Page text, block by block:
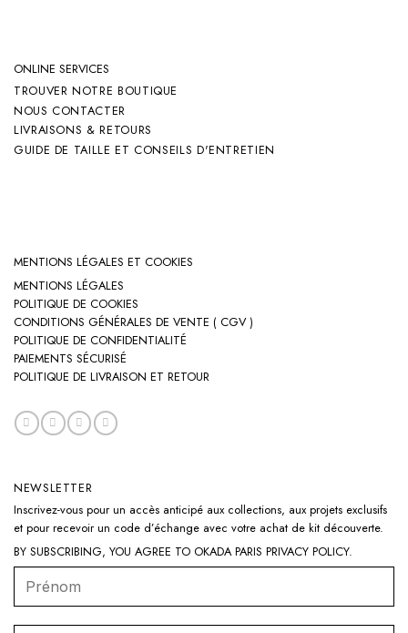
ONLINE SERVICES
TROUVER NOTRE BOUTIQUE
NOUS CONTACTER
LIVRAISONS & RETOURS
GUIDE DE TAILLE ET CONSEILS D'ENTRETIEN
MENTIONS LÉGALES ET COOKIES
MENTIONS LÉGALES
POLITIQUE DE COOKIES
CONDITIONS GÉNÉRALES DE VENTE ( CGV )
POLITIQUE DE CONFIDENTIALITÉ
PAIEMENTS SÉCURISÉ
POLITIQUE DE LIVRAISON ET RETOUR
NEWSLETTER
Inscrivez-vous pour un accès anticipé aux collections, aux projets exclusifs
et pour recevoir un code d’échange avec votre achat de kit découverte.
BY SUBSCRIBING, YOU AGREE TO OKADA PARIS PRIVACY POLICY.